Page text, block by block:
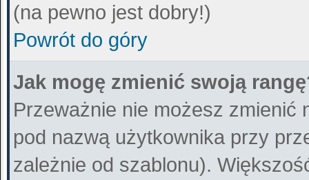
(na pewno jest dobry!)
Powrót do góry
Jak mogę zmienić swoją
Przeważnie nie możesz zmienić
pod nazwą użytkownika przy
zależnie od szablonu).